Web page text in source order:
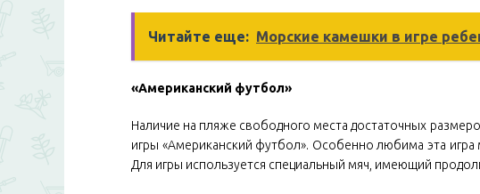
Читайте еще: Морские камешки в игре
«Американский футбол»
Наличие на пляже свободного места достаточных
игры «Американский футбол». Особенно любима эта
Для игры используется специальный мяч, имеющий